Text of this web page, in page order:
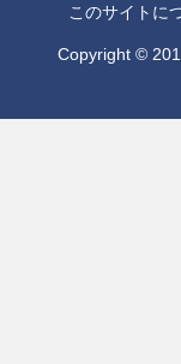
このサイトに
Copyright ©